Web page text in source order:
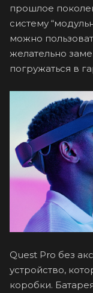
прошлое
систему
можно
желательно
погружаться в
Quest Pro без
устройство,
коробки.